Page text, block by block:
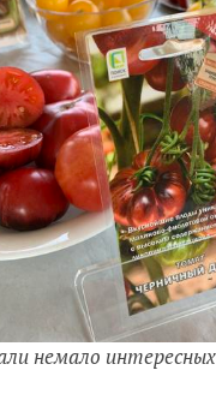
немало